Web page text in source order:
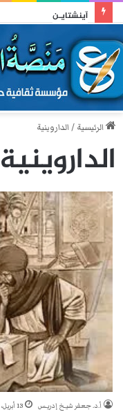
آينشتايـن
الرئيسية /الداروينية
الداروينية
أ.د. جعفر شيـخ إدريـس 13 أبريل، 2020